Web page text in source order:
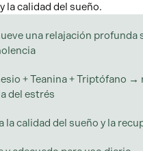
la calidad del sueño.
una relajación profunda
+ Teanina + Triptófano →
del estrés
la calidad del sueño y la